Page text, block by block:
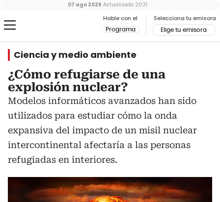
Hable con el
Programa
Selecciona tu emisora
Elige tu emisora
07 ago 2026 Actualizado 20:31
Ciencia y medio ambiente
¿Cómo refugiarse de una
explosión nuclear?
Modelos informáticos avanzados han sido
utilizados para estudiar cómo la onda
expansiva del impacto de un misil nuclear
intercontinental afectaría a las personas
refugiadas en interiores.